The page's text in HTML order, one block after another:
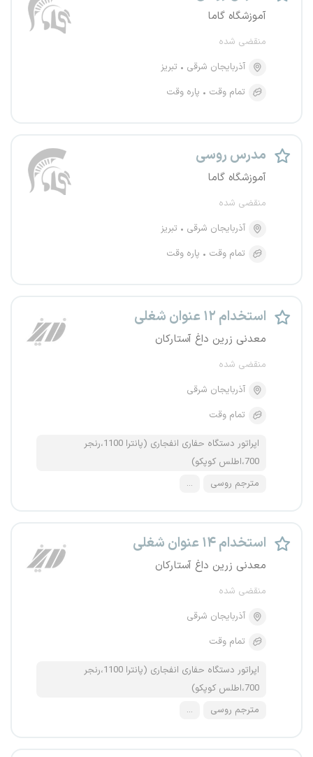
آموزشگاه گاما
منقضی شده
آذربایجان شرقی
تبریز
تمام وقت
پاره وقت
مدرس روسی
آموزشگاه گاما
منقضی شده
آذربایجان شرقی
تبریز
تمام وقت
پاره وقت
استخدام ۱۲ عنوان شغلی
معدنی زرین داغ آستارکان
منقضی شده
آذربایجان شرقی
تمام وقت
اپراتور دستگاه حفاری انفجاری (پانترا 1100،رنجر
700،اطلس کوپکو)
مترجم روسی
...
استخدام ۱۴ عنوان شغلی
معدنی زرین داغ آستارکان
منقضی شده
آذربایجان شرقی
تمام وقت
اپراتور دستگاه حفاری انفجاری (پانترا 1100،رنجر
700،اطلس کوپکو)
مترجم روسی
...